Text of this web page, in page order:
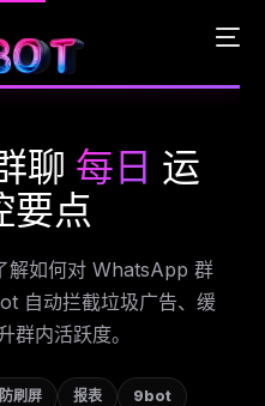
聊 每日 运
要点
解如何对 WhatsApp 群
自动拦截垃圾广告、缓
群内活跃度。
防刷屏 报表 9bot
中国)